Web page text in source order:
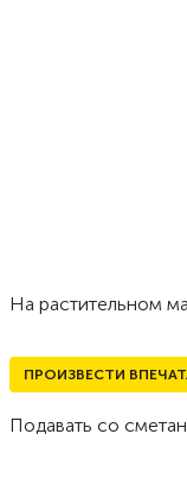
На растительном
ПРОИЗВЕСТИ
Подавать со